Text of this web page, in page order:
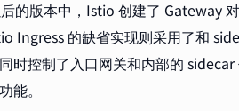
的版本中，Istio 创建了 Gateway
Ingress 的缺省实现则采用了和
时控制了入口网关和内部的
能。